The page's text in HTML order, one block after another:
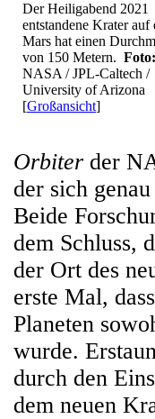
Der Heiligabend 2021
entstandene Krater auf
Mars hat einen
von 150 Metern. Foto:
NASA / JPL-Caltech /
University of Arizona
[Großansicht]
Orbiter der
der sich
Beide
dem Schluss,
der Ort des
erste Mal,
Planeten
wurde.
durch den
dem neuen